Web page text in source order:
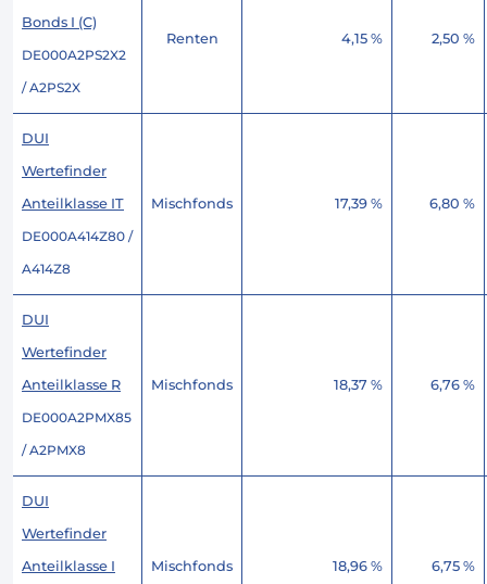
Bonds I (C)
DE000A2PS2X2
/ A2PS2X
Renten 4,15 % 2,50 %
DUI
Wertefinder
Anteilklasse IT
DE000A414Z80 /
A414Z8
Mischfonds 17,39 % 6,80 %
DUI
Wertefinder
Anteilklasse R
DE000A2PMX85
/ A2PMX8
Mischfonds 18,37 % 6,76 %
DUI
Wertefinder
Anteilklasse I
Mischfonds 18,96 % 6,75 %